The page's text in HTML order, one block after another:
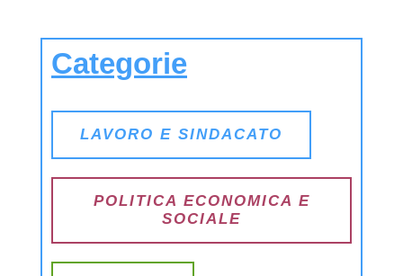
Categorie
LAVORO E SINDACATO
POLITICA ECONOMICA E
SOCIALE